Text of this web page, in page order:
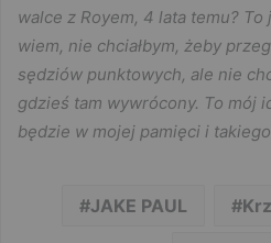
walce z Royem, 4 lata temu? To
wiem, nie chciałbym, żeby
sędziów punktowych, ale nie
gdzieś tam wywrócony. To mój
będzie w mojej pamięci i
JAKE PAUL